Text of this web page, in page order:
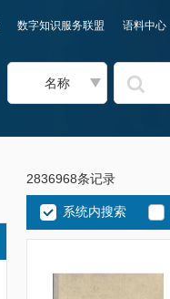
数字知识服务联盟 语料中心
名称
2836968条记录
系统内搜索